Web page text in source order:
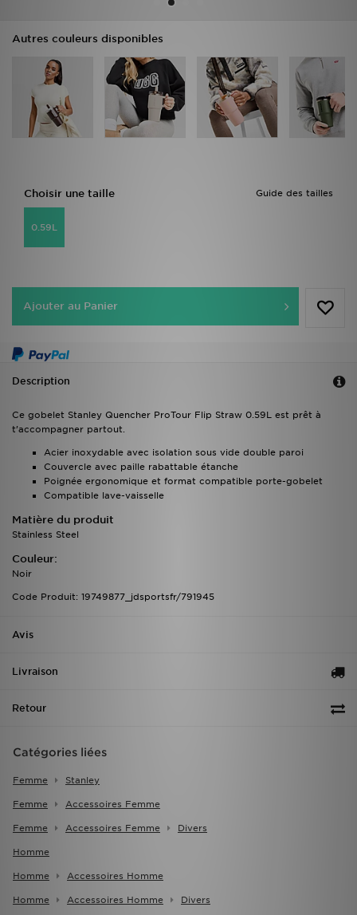
Autres couleurs disponibles
Guide des tailles
Choisir une taille
0.59L
Ajouter au Panier
Description
Ce gobelet Stanley Quencher ProTour Flip Straw 0.59L est prêt à
t’accompagner partout.
Acier inoxydable avec isolation sous vide double paroi
Couvercle avec paille rabattable étanche
Poignée ergonomique et format compatible porte-gobelet
Compatible lave-vaisselle
Matière du produit
Stainless Steel
Couleur:
Noir
Code Produit: 19749877_jdsportsfr/791945
Avis
Livraison
Retour
Catégories liées
Femme Stanley
Femme Accessoires Femme
Femme Accessoires Femme Divers
Homme
Homme Accessoires Homme
Homme Accessoires Homme Divers